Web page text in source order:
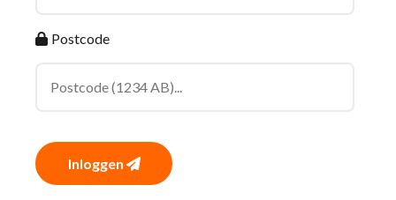
Postcode
Inloggen